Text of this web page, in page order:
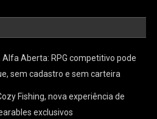
Aberta: RPG competitivo pode
sem cadastro e sem carteira
Fishing, nova experiência de
exclusivos